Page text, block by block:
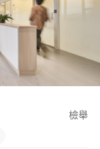
檢舉